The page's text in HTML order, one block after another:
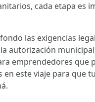
cada etapa
las exigencias
autorización
emprendedores
este viaje para que